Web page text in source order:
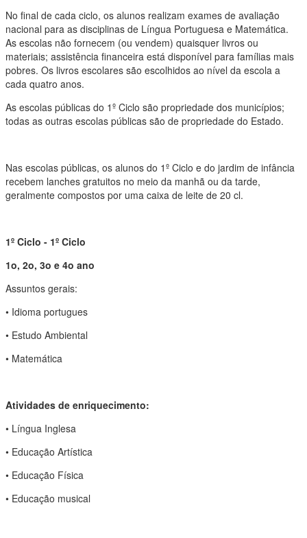
No final de cada ciclo, os alunos realizam exames de avaliação
nacional para as disciplinas de Língua Portuguesa e Matemática.
As escolas não fornecem (ou vendem) quaisquer livros ou
materiais; assistência financeira está disponível para famílias mais
pobres. Os livros escolares são escolhidos ao nível da escola a
cada quatro anos.
As escolas públicas do 1º Ciclo são propriedade dos municípios;
todas as outras escolas públicas são de propriedade do Estado.
Nas escolas públicas, os alunos do 1º Ciclo e do jardim de infância
recebem lanches gratuitos no meio da manhã ou da tarde,
geralmente compostos por uma caixa de leite de 20 cl.
1º Ciclo - 1º Ciclo
1o, 2o, 3o e 4o ano
Assuntos gerais:
• Idioma portugues
• Estudo Ambiental
• Matemática
Atividades de enriquecimento:
• Língua Inglesa
• Educação Artística
• Educação Física
• Educação musical